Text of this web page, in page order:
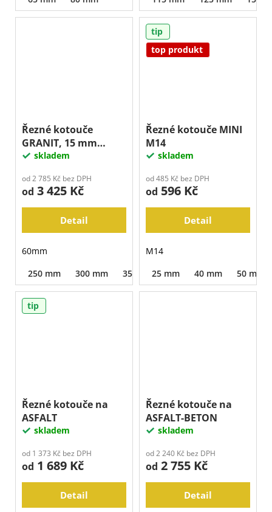
Řezné kotouče
GRANIT, 15 mm
segment
skladem
od 2 785 Kč bez DPH
od 3 425 Kč
Detail
60mm
250 mm
300 mm 350 mm
tip
top produkt
Řezné kotouče MINI
M14
skladem
od 485 Kč bez DPH
od 596 Kč
Detail
M14
25 mm
40 mm 50 mm
tip
Řezné kotouče na
ASFALT
skladem
od 1 373 Kč bez DPH
od 1 689 Kč
Detail
Řezné kotouče na
ASFALT-BETON
skladem
od 2 240 Kč bez DPH
od 2 755 Kč
Detail